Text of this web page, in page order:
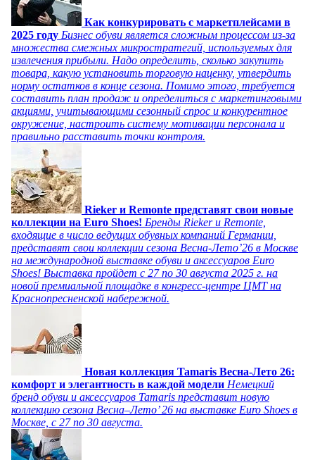
Как конкурировать с маркетплейсами в
2025 году Бизнес обуви является сложным процессом из-за
множества смежных микростратегий, используемых для
извлечения прибыли. Надо определить, сколько закупить
товара, какую установить торговую наценку, утвердить
норму остатков в конце сезона. Помимо этого, требуется
составить план продаж и определиться с маркетинговыми
акциями, учитывающими сезонный спрос и конкурентное
окружение, настроить систему мотивации персонала и
правильно расставить точки контроля.
Rieker и Remonte представят свои новые
коллекции на Euro Shoes! Бренды Rieker и Remonte,
входящие в число ведущих обувных компаний Германии,
представят свои коллекции сезона Весна-Лето’26 в Москве
на международной выставке обуви и аксессуаров Euro
Shoes! Выставка пройдет c 27 по 30 августа 2025 г. на
новой премиальной площадке в конгресс-центре ЦМТ на
Краснопресненской набережной.
Новая коллекция Tamaris Весна-Лето 26:
комфорт и элегантность в каждой модели Немецкий
бренд обуви и аксессуаров Tamaris представит новую
коллекцию сезона Весна–Лето’ 26 на выставке Euro Shoes в
Москве, с 27 по 30 августа.